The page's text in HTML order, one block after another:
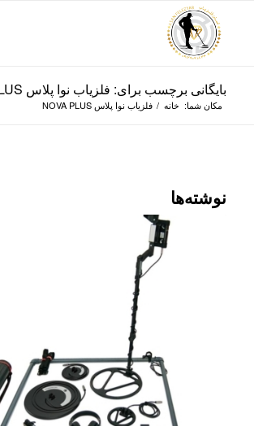
بایگانی برچسب برای: فلزیاب نوا پلاس NOVA PLUS
مکان شما: خانه / فلزیاب نوا پلاس NOVA PLUS
نوشته‌ها